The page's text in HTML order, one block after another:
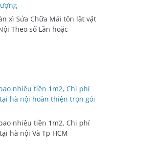
xì Sửa Chữa Mái tôn lặt vặt
Theo số Lần hoặc
nhiêu tiền 1m2, Chi phí
hà nội hoàn thiện trọn gói
nhiêu tiền 1m2, Chi phí
hà nội Và Tp HCM